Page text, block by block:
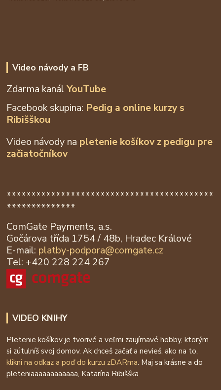
Video návody a FB
Zdarma kanálYouTube
Facebook skupina: Pedig a online kurzy s
Ribišškou
Video návody na pletenie košíkov z pedigu pre
začiatočníkov
******************************************
**************
ComGate Payments, a.s.
Gočárova třída 1754 / 48b, Hradec Králové
E-mail: platby-podpora@comgate.cz
Tel: +420 228 224 267
VIDEO KNIHY
Pletenie košíkov je tvorivé a veľmi zaujímavé hobby, ktorým
si zútulníš svoj domov. Ak chceš začať a nevieš, ako na to,
klikni na odkaz a poď do kurzu zDARma. Maj sa krásne a do
pleteniaaaaaaaaaaaa, Katarína Ribišška